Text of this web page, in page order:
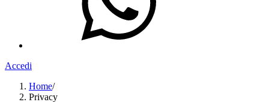
Accedi
Home/
Privacy